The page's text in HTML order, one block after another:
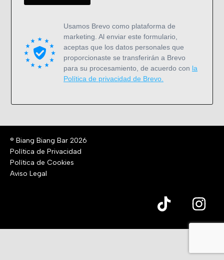
Usamos Brevo como plataforma de
marketing. Al enviar este formulario,
aceptas que los datos personales que
proporcionaste se transferirán a Brevo
para su procesamiento, de acuerdo con la
Política de privacidad de Brevo.
® Biang Biang Bar 2026
Política de Privacidad
Política de Cookies
Aviso Legal